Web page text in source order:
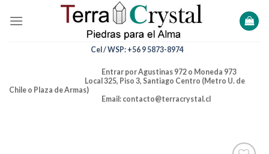
Cel / WSP: +56 9 5873-8974
Entrar por Agustinas 972 o Moneda 973
Local 325, Piso 3, Santiago Centro (Metro U. de
Chile o Plaza de Armas)
Email: contacto@terracrystal.cl